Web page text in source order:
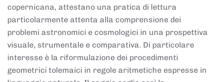
copernicana, attestano una pratica di lettura
particolarmente attenta alla comprensione dei
problemi astronomici e cosmologici in una prospettiva
visuale, strumentale e comparativa. Di particolare
interesse è la riformulazione dei procedimenti
geometrici tolemaici in regole aritmetiche espresse in